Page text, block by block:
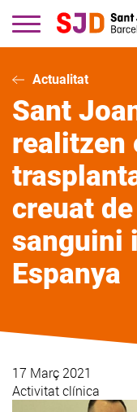
contingut
Actualitat
Sant
realitzen
creuat
sanguini
Espanya
17 Març 2021
Activitat clínica